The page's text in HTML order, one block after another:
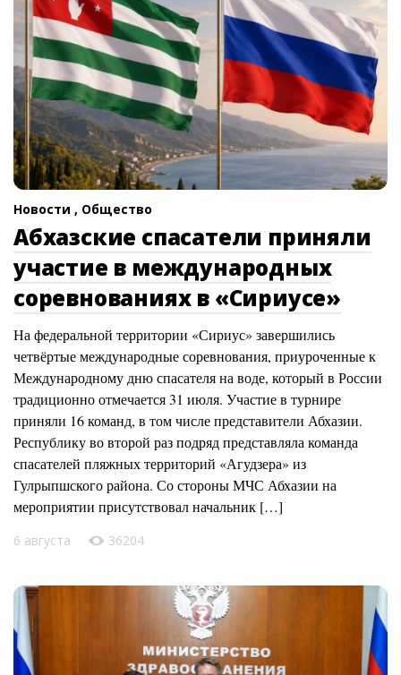
Новости , Общество
Абхазские спасатели приняли
участие в международных
соревнованиях в «Сириусе»
На федеральной территории «Сириус» завершились
четвёртые международные соревнования, приуроченные к
Международному дню спасателя на воде, который в России
традиционно отмечается 31 июля. Участие в турнире
приняли 16 команд, в том числе представители Абхазии.
Республику во второй раз подряд представляла команда
спасателей пляжных территорий «Агудзера» из
Гулрыпшского района. Со стороны МЧС Абхазии на
мероприятии присутствовал начальник […]
6 августа 36204